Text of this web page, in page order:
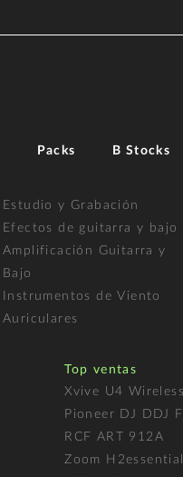
Packs B Stocks
Estudio y Grabación
Efectos de guitarra y bajo
Amplificación Guitarra y
Bajo
Instrumentos de Viento
Auriculares
Top ventas
Xvive U4
Pioneer DJ DDJ
RCF ART 912A
Zoom H2essential